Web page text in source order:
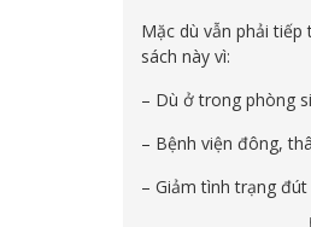
Mặc dù vẫn phải
sách này vì:
– Dù ở trong phòng
– Bệnh viện đông,
– Giảm tình trạng đút